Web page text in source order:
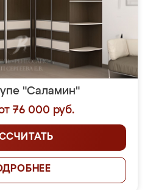
"Саламин"
76 000 руб.